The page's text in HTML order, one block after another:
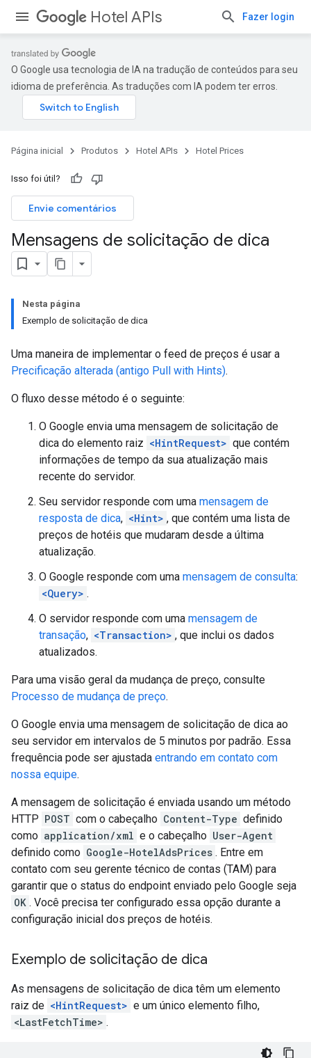
Hotel APIs Fazer login
O Google usa tecnologia de IA na tradução de conteúdos para seu
idioma de preferência. As traduções com IA podem ter erros.
Página inicial Produtos Hotel APIs Hotel Prices
Isso foi útil?
Envie comentários
Mensagens de solicitação de dica
Nesta página
Exemplo de solicitação de dica
Uma maneira de implementar o feed de preços é usar a
Precificação alterada (antigo Pull with Hints).
O fluxo desse método é o seguinte:
O Google envia uma mensagem de solicitação de
dica do elemento raiz <HintRequest> que contém
informações de tempo da sua atualização mais
recente do servidor.
Seu servidor responde com uma mensagem de
resposta de dica, <Hint> , que contém uma lista de
preços de hotéis que mudaram desde a última
atualização.
O Google responde com uma mensagem de consulta:
<Query> .
O servidor responde com uma mensagem de
transação, <Transaction> , que inclui os dados
atualizados.
Para uma visão geral da mudança de preço, consulte
Processo de mudança de preço.
O Google envia uma mensagem de solicitação de dica ao
seu servidor em intervalos de 5 minutos por padrão. Essa
frequência pode ser ajustada entrando em contato com
nossa equipe.
A mensagem de solicitação é enviada usando um método
HTTP POST com o cabeçalho Content-Type definido
como application/xml e o cabeçalho User-Agent
definido como Google-HotelAdsPrices . Entre em
contato com seu gerente técnico de contas (TAM) para
garantir que o status do endpoint enviado pelo Google seja
OK . Você precisa ter configurado essa opção durante a
configuração inicial dos preços de hotéis.
Exemplo de solicitação de dica
As mensagens de solicitação de dica têm um elemento
raiz de <HintRequest> e um único elemento filho,
<LastFetchTime> .